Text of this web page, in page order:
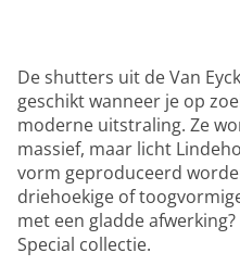
De shutters uit de Van
geschikt wanneer je op
moderne uitstraling. Ze
massief, maar licht
vorm geproduceerd
driehoekige of
met een gladde
Special collectie.